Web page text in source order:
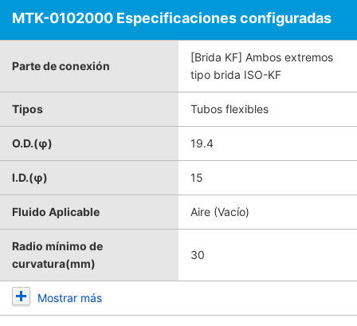
MTK-0102000 Especificaciones configuradas
Parte de conexión
[Brida KF] Ambos extremos
tipo brida ISO-KF
Tipos Tubos flexibles
O.D.(φ) 19.4
I.D.(φ) 15
Fluido Aplicable Aire (Vacío)
Radio mínimo de
curvatura(mm)
30
Mostrar más